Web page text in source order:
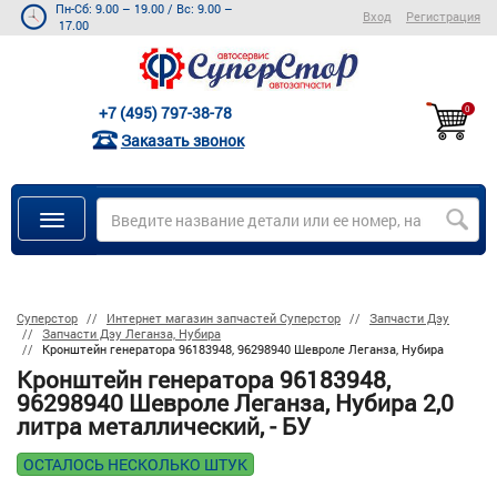
Пн-Сб: 9.00 – 19.00 / Вс: 9.00 –
17.00
Вход Регистрация
+7 (495) 797-38-78
Заказать звонок
0
Суперстор Интернет магазин запчастей Суперстор
Запчасти Дэу
Запчасти Дэу Леганза, Нубира
Кронштейн генератора 96183948, 96298940 Шевроле Леганза, Нубира
Кронштейн генератора 96183948,
96298940 Шевроле Леганза, Нубира 2,0
литра металлический, - БУ
ОСТАЛОСЬ НЕСКОЛЬКО ШТУК